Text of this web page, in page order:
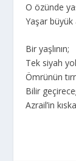
O özünde
Yaşar büyük
Bir yaşlının;
Tek siyah
Ömrünün
Bilir
Azrail’in